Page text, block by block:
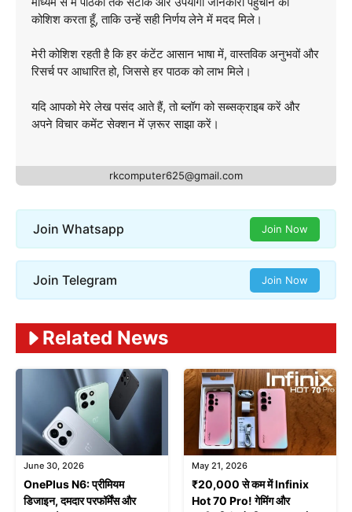
कोशिश करता हूँ, ताकि उन्हें सही निर्णय लेने में मदद मिले।
मेरी कोशिश रहती है कि हर कंटेंट आसान भाषा में, वास्तविक अनुभवों और
रिसर्च पर आधारित हो, जिससे हर पाठक को लाभ मिले।
यदि आपको मेरे लेख पसंद आते हैं, तो ब्लॉग को सब्सक्राइब करें और
अपने विचार कमेंट सेक्शन में ज़रूर साझा करें।
rkcomputer625@gmail.com
Join Whatsapp Join Now
Join Telegram Join Now
Related News
June 30, 2026
OnePlus N6: प्रीमियम
डिजाइन, दमदार परफॉर्मेंस और
May 21, 2026
₹20,000 से कम में Infinix
Hot 70 Pro! गेमिंग और